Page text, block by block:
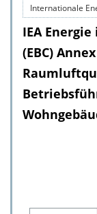
Internationale
IEA
(EBC)